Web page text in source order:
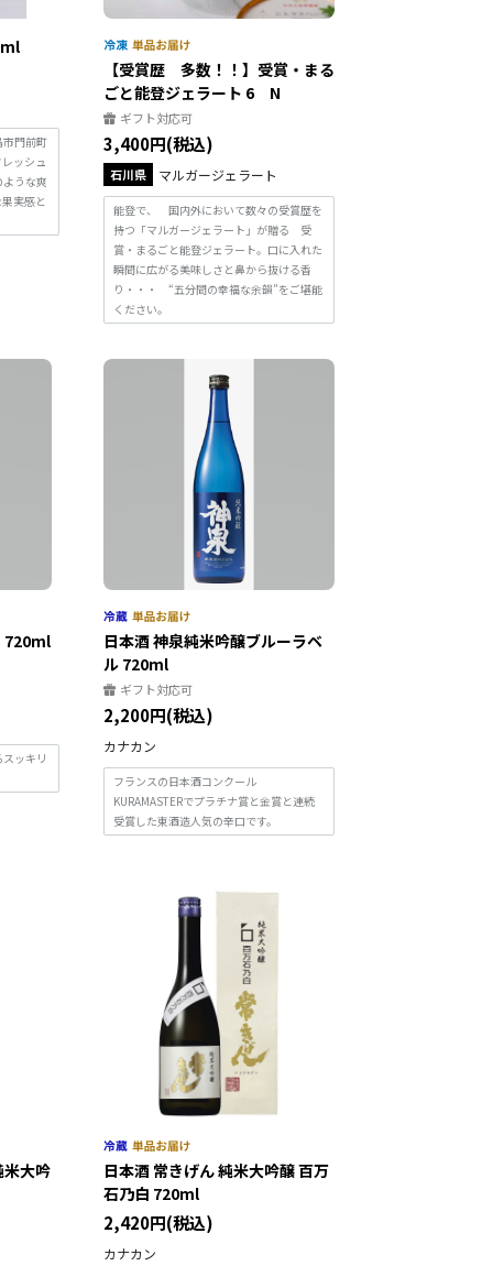
市門前町
ッシュ
うな爽
実感と
【受賞歴 多数！！】受賞・まる
ごと能登ジェラート 6 N
ギフト対応可
3,400円(税込)
石川県 マルガージェラート
能登で、 国内外において数々の受賞歴を
持つ「マルガージェラート」が贈る 受
賞・まるごと能登ジェラート。口に入れた
瞬間に広がる美味しさと鼻から抜ける香
り・・・ “五分間の幸福な余韻”をご堪能
ください。
720ml
ッキリ
日本酒 神泉純米吟醸ブルーラベ
ル 720ml
ギフト対応可
2,200円(税込)
カナカン
フランスの日本酒コンクール
KURAMASTERでプラチナ賞と金賞と連続
受賞した東酒造人気の辛口です。
大吟
日本酒 常きげん 純米大吟醸 百万
石乃白 720ml
2,420円(税込)
カナカン